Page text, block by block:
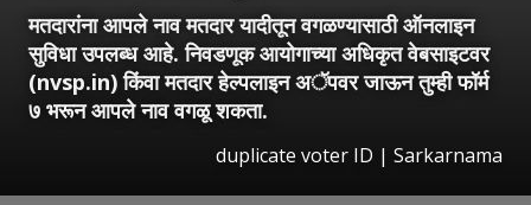
मतदारांना आपले नाव मतदार यादीतून वगळण्यासाठी ऑनलाइन
सुविधा उपलब्ध आहे. निवडणूक आयोगाच्या अधिकृत वेबसाइटवर
(nvsp.in) किंवा मतदार हेल्पलाइन अॅपवर जाऊन तुम्ही फॉर्म
७ भरून आपले नाव वगळू शकता.
duplicate voter ID | Sarkarnama